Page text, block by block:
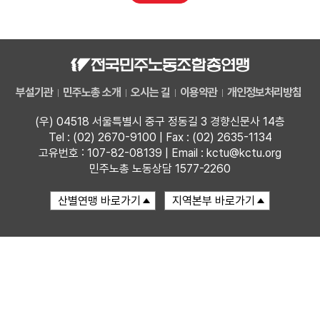
부설기관 민주노총 소개 오시는 길 이용약관 개인정보처리방침
(우) 04518 서울특별시 중구 정동길 3 경향신문사 14층
Tel : (02) 2670-9100 | Fax : (02) 2635-1134
고유번호 : 107-82-08139 | Email : kctu@kctu.org
민주노총 노동상담 1577-2260